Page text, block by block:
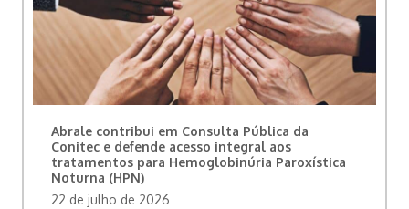
Abrale contribui em Consulta Pública da
Conitec e defende acesso integral aos
tratamentos para Hemoglobinúria Paroxística
Noturna (HPN)
22 de julho de 2026